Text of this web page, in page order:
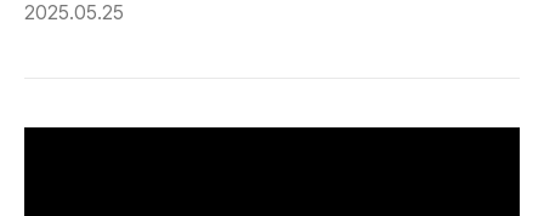
2025.05.25